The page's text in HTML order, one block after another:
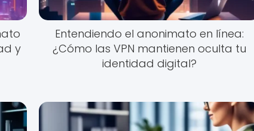
y
Entendiendo el anonimato en línea:
¿Cómo las VPN mantienen oculta tu
identidad digital?